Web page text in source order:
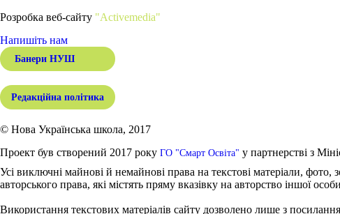
Розробка веб-сайту "Activemedia"
Напишіть нам
Банери НУШ
Редакційна політика
© Нова Українська школа, 2017
Проект був створений 2017 року ГО "Смарт Освіта" у партнерстві з
Усі виключні майнові й немайнові права на текстові матеріали,
авторського права, які містять пряму вказівку на авторство іншої
Використання текстових матеріалів сайту дозволено лише з